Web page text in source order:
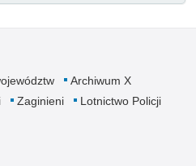
Archiwum X
Zaginieni
Lotnictwo Policji